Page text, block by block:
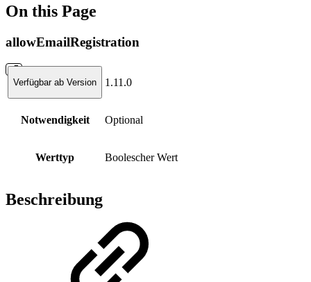
On this Page
allowEmailRegistration
Verfügbar ab Version 1.11.0
Notwendigkeit Optional
Werttyp Boolescher Wert
Beschreibung